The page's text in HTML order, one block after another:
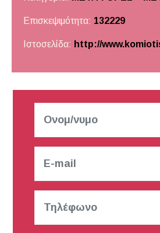
Επισκεψιμότητα: 132229
Ιστοσελίδα: http://